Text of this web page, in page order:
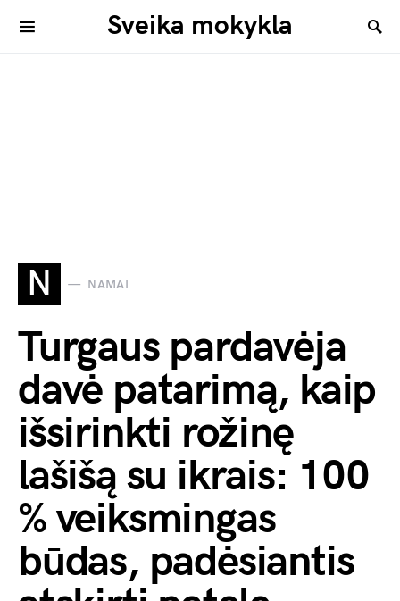
Sveika mokykla
N NAMAI
Turgaus pardavėja
davė patarimą, kaip
išsirinkti rožinę
lašišą su ikrais: 100
% veiksmingas
būdas, padėsiantis